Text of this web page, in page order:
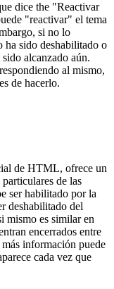
dice the "Reactivar
"reactivar" el tema
si no lo
ha sido deshabilitado o
alcanzado aún.
al mismo,
de hacerlo.
de HTML, ofrece un
de las
ser habilitado por la
deshabilitado del
mismo es similar en
encerrados entre
información puede
cada vez que